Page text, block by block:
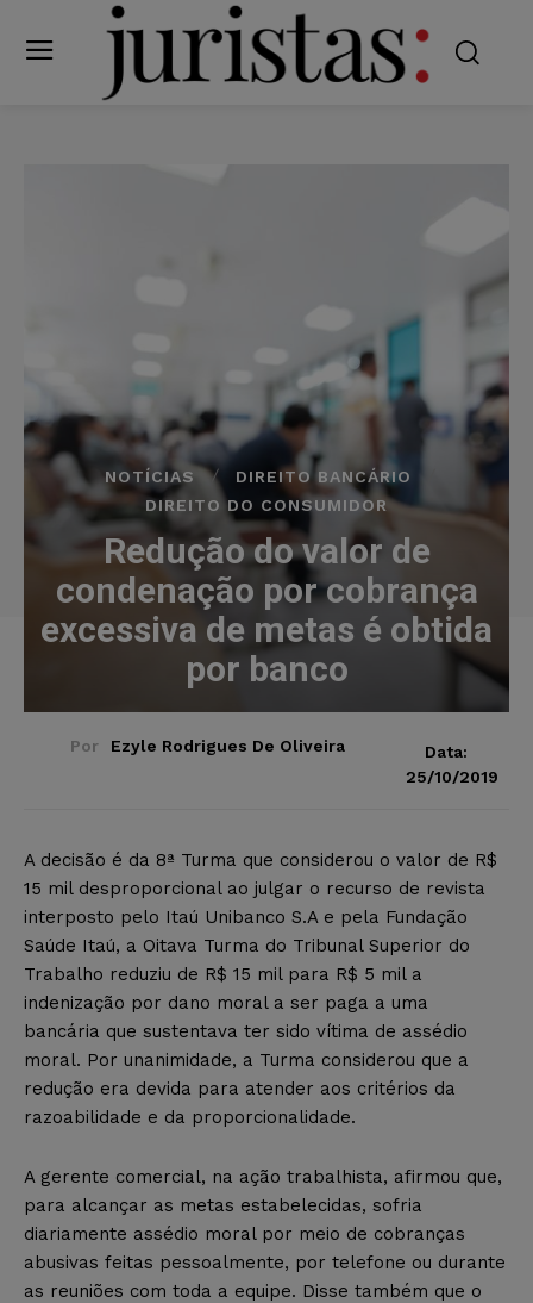
NOTÍCIAS
DIREITO BANCÁRIO
DIREITO DO CONSUMIDOR
Redução do valor de
condenação por cobrança
excessiva de metas é obtida
por banco
Por Ezyle Rodrigues De Oliveira
Data:
25/10/2019
A decisão é da 8ª Turma que considerou o valor de R$
15 mil desproporcional ao julgar o recurso de revista
interposto pelo Itaú Unibanco S.A e pela Fundação
Saúde Itaú, a Oitava Turma do Tribunal Superior do
Trabalho reduziu de R$ 15 mil para R$ 5 mil a
indenização por dano moral a ser paga a uma
bancária que sustentava ter sido vítima de assédio
moral. Por unanimidade, a Turma considerou que a
redução era devida para atender aos critérios da
razoabilidade e da proporcionalidade.
A gerente comercial, na ação trabalhista, afirmou que,
para alcançar as metas estabelecidas, sofria
diariamente assédio moral por meio de cobranças
abusivas feitas pessoalmente, por telefone ou durante
as reuniões com toda a equipe. Disse também que o